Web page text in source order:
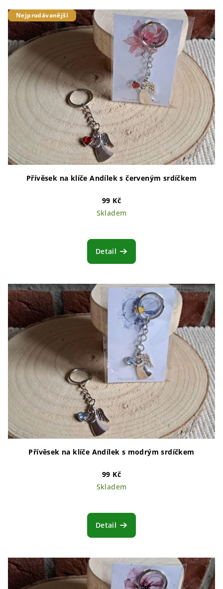
Nejprodávanější
Přívěsek na klíče Andílek s červeným srdíčkem
99 Kč
Skladem
Detail
Přívěsek na klíče Andílek s modrým srdíčkem
99 Kč
Skladem
Detail